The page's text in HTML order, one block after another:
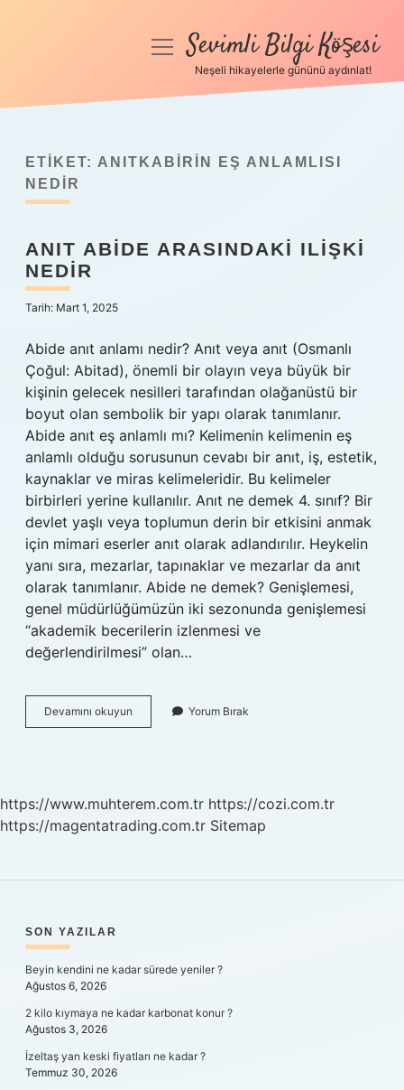
Anasayfa
Yasal Uyarı
menüyüSevimli Bilgi Köşesi
Neşeli hikayelerle gününü aydınlat!
ETIKET: ANITKABIRIN EŞ ANLAMLISI
NEDIR
ANIT ABIDE ARASINDAKI ILIŞKI
NEDIR
Tarih: Mart 1, 2025
Abide anıt anlamı nedir? Anıt veya anıt (Osmanlı
Çoğul: Abitad), önemli bir olayın veya büyük bir
kişinin gelecek nesilleri tarafından olağanüstü bir
boyut olan sembolik bir yapı olarak tanımlanır.
Abide anıt eş anlamlı mı? Kelimenin kelimenin eş
anlamlı olduğu sorusunun cevabı bir anıt, iş, estetik,
kaynaklar ve miras kelimeleridir. Bu kelimeler
birbirleri yerine kullanılır. Anıt ne demek 4. sınıf? Bir
devlet yaşlı veya toplumun derin bir etkisini anmak
için mimari eserler anıt olarak adlandırılır. Heykelin
yanı sıra, mezarlar, tapınaklar ve mezarlar da anıt
olarak tanımlanır. Abide ne demek? Genişlemesi,
genel müdürlüğümüzün iki sezonunda genişlemesi
“akademik becerilerin izlenmesi ve
değerlendirilmesi” olan…
Devamını okuyun
Abide
Yorum Bırak
https://www.muhterem.com.tr https://cozi.com.tr
https://magentatrading.com.tr Sitemap
SIDEBAR
SON YAZILAR
Beyin kendini ne kadar sürede yeniler ?
Ağustos 6, 2026
2 kilo kıymaya ne kadar karbonat konur ?
Ağustos 3, 2026
İzeltaş yan keski fiyatları ne kadar ?
Temmuz 30, 2026